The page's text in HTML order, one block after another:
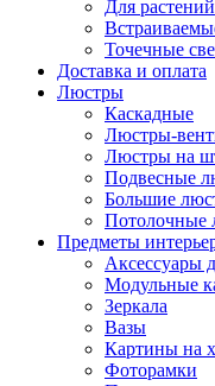
Для растений
Точечные
Доставка и оплата
Люстры
Каскадные
Люстры-
Люстры на
Подвесные
Большие
Потолочные
Предметы
Аксессуары
Модульные
Зеркала
Вазы
Картины на
Фоторамки